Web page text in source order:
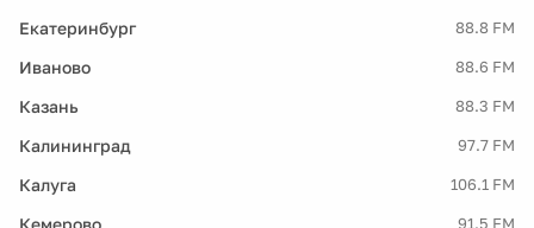
Екатеринбург 88.8 FM
Иваново 88.6 FM
Казань 88.3 FM
Калининград 97.7 FM
Калуга 106.1 FM
Кемерово 91.5 FM